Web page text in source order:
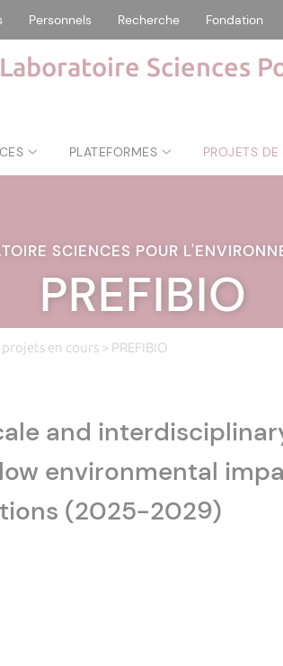
Personnels Recherche Fondation
Laboratoire Sciences
PLATEFORMES PROJETS DE
SCIENCES POUR
PREFIBIO
en cours > PREFIBIO
and
environmental
(2025-2029)